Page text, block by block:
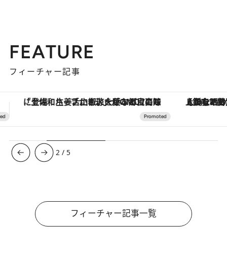
FEATURE
フィーチャー記事
【銀座で出合う最旬美容】美髪ケアや上質な眠り…セルフケアのアップデートから、特別な名入れギフトまで。大人のための「ReFa GINZA」クルーズ 【夏限定ディナーコース】旬を
3 / 5
フィーチャー記事一覧